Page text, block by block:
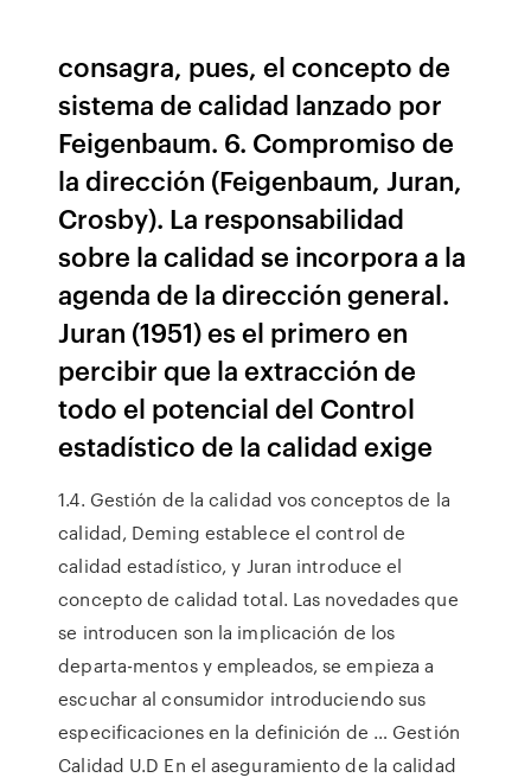
consagra, pues, el concepto de
sistema de calidad lanzado por
Feigenbaum. 6. Compromiso de
la dirección (Feigenbaum, Juran,
Crosby). La responsabilidad
sobre la calidad se incorpora a la
agenda de la dirección general.
Juran (1951) es el primero en
percibir que la extracción de
todo el potencial del Control
estadístico de la calidad exige
1.4. Gestión de la calidad vos conceptos de la
calidad, Deming establece el control de
calidad estadístico, y Juran introduce el
concepto de calidad total. Las novedades que
se introducen son la implicación de los
departa-mentos y empleados, se empieza a
escuchar al consumidor introduciendo sus
especificaciones en la definición de … Gestión
Calidad U.D En el aseguramiento de la calidad